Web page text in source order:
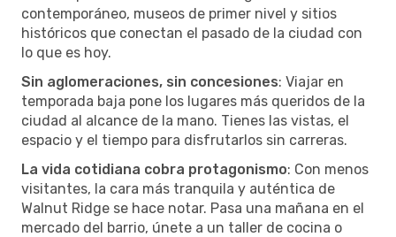
contemporáneo, museos de primer nivel y sitios
históricos que conectan el pasado de la ciudad con
lo que es hoy.
Sin aglomeraciones, sin concesiones: Viajar en
temporada baja pone los lugares más queridos de la
ciudad al alcance de la mano. Tienes las vistas, el
espacio y el tiempo para disfrutarlos sin carreras.
La vida cotidiana cobra protagonismo: Con menos
visitantes, la cara más tranquila y auténtica de
Walnut Ridge se hace notar. Pasa una mañana en el
mercado del barrio, únete a un taller de cocina o